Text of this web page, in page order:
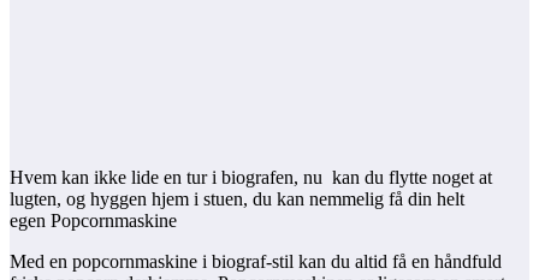
Hvem kan ikke lide en tur i biografen, nu kan du flytte noget at
lugten, og hyggen hjem i stuen, du kan nemmelig få din helt
egen Popcornmaskine
Med en popcornmaskine i biograf-stil kan du altid få en håndfuld